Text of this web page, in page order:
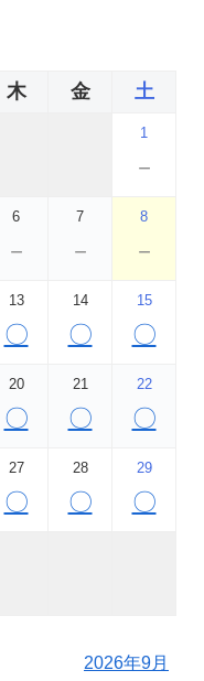
木 金 土
1
－
6
－
7
－
8
－
13
〇
14
〇
15
〇
20
〇
21
〇
22
〇
27
〇
28
〇
29
〇
2026年9月